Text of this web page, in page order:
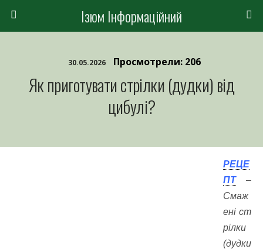
Ізюм Інформаційний
30.05.2026 Просмотрели: 206
Як приготувати стрілки (дудки) від
цибулі?
РЕЦЕ
ПТ–
Смаж
ені ст
рілки
(дудки